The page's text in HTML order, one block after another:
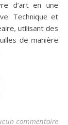
d’art en une
Technique et
utilisant des
de manière
commentaire